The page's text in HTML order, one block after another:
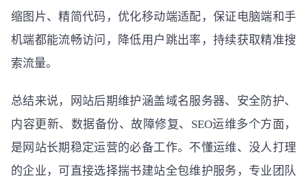
缩图片、精简代码，优化移动端适配，保证电脑端和手
机端都能流畅访问，降低用户跳出率，持续获取精准搜
索流量。
总结来说，网站后期维护涵盖域名服务器、安全防护、
内容更新、数据备份、故障修复、SEO运维多个方面，
是网站长期稳定运营的必备工作。不懂运维、没人打理
的企业，可直接选择揣书建站全包维护服务，专业团队